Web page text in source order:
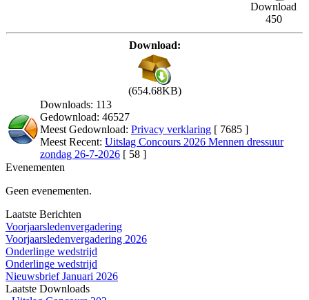
Download
450
Download:
(654.68KB)
Downloads: 113
Gedownload: 46527
Meest Gedownload: Privacy verklaring [ 7685 ]
Meest Recent: Uitslag Concours 2026 Mennen dressuur
zondag 26-7-2026 [ 58 ]
Evenementen
Geen evenementen.
Laatste Berichten
Voorjaarsledenvergadering
Voorjaarsledenvergadering 2026
Onderlinge wedstrijd
Onderlinge wedstrijd
Nieuwsbrief Januari 2026
Laatste Downloads